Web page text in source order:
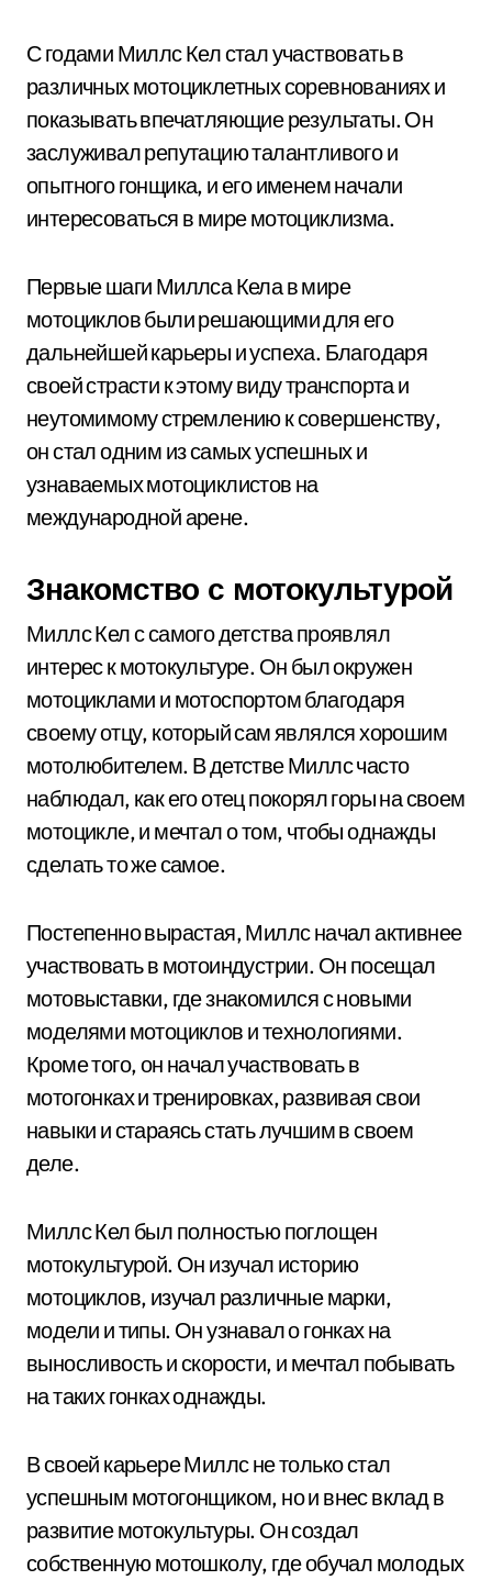
С годами Миллс Кел стал участвовать в
различных мотоциклетных соревнованиях и
показывать впечатляющие результаты. Он
заслуживал репутацию талантливого и
опытного гонщика, и его именем начали
интересоваться в мире мотоциклизма.
Первые шаги Миллса Кела в мире
мотоциклов были решающими для его
дальнейшей карьеры и успеха. Благодаря
своей страсти к этому виду транспорта и
неутомимому стремлению к совершенству,
он стал одним из самых успешных и
узнаваемых мотоциклистов на
международной арене.
Знакомство с мотокультурой
Миллс Кел с самого детства проявлял
интерес к мотокультуре. Он был окружен
мотоциклами и мотоспортом благодаря
своему отцу, который сам являлся хорошим
мотолюбителем. В детстве Миллс часто
наблюдал, как его отец покорял горы на своем
мотоцикле, и мечтал о том, чтобы однажды
сделать то же самое.
Постепенно вырастая, Миллс начал активнее
участвовать в мотоиндустрии. Он посещал
мотовыставки, где знакомился с новыми
моделями мотоциклов и технологиями.
Кроме того, он начал участвовать в
мотогонках и тренировках, развивая свои
навыки и стараясь стать лучшим в своем
деле.
Миллс Кел был полностью поглощен
мотокультурой. Он изучал историю
мотоциклов, изучал различные марки,
модели и типы. Он узнавал о гонках на
выносливость и скорости, и мечтал побывать
на таких гонках однажды.
В своей карьере Миллс не только стал
успешным мотогонщиком, но и внес вклад в
развитие мотокультуры. Он создал
собственную мотошколу, где обучал молодых